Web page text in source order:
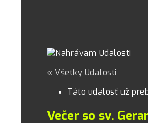
« Všetky Udalosti
Táto udalosť už
Večer so sv.